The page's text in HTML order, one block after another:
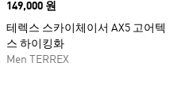
Price
149,000 원
테렉스 스카이체이서 AX5 고어텍
스 하이킹화
Men TERREX